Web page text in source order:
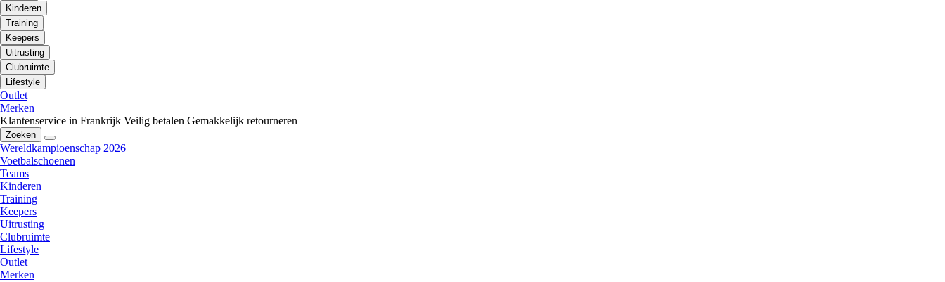
Kinderen
Training
Keepers
Uitrusting
Clubruimte
Lifestyle
Outlet
Merken
Klantenservice in Frankrijk Veilig betalen Gemakkelijk retourneren
Zoeken
Wereldkampioenschap 2026
Voetbalschoenen
Teams
Kinderen
Training
Keepers
Uitrusting
Clubruimte
Lifestyle
Outlet
Merken